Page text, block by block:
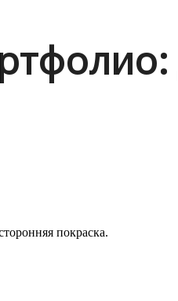
покраска.